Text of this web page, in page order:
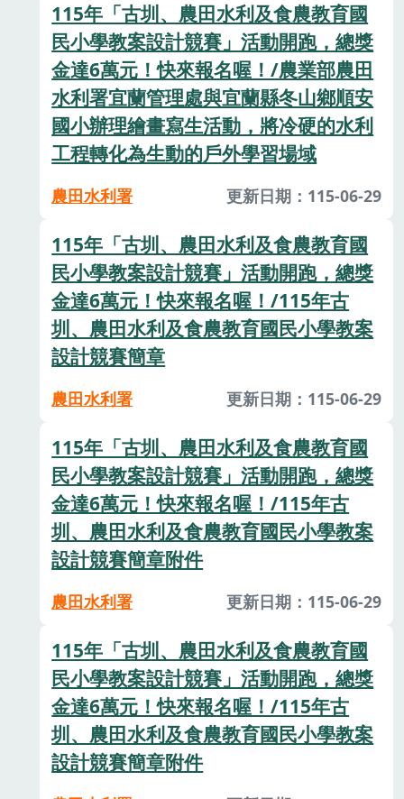
115年「古圳、農田水利及食農教育國
民小學教案設計競賽」活動開跑，總獎
金達6萬元！快來報名喔！/農業部農田
水利署宜蘭管理處與宜蘭縣冬山鄉順安
國小辦理繪畫寫生活動，將冷硬的水利
工程轉化為生動的戶外學習場域
農田水利署 更新日期：115-06-29
115年「古圳、農田水利及食農教育國
民小學教案設計競賽」活動開跑，總獎
金達6萬元！快來報名喔！/115年古
圳、農田水利及食農教育國民小學教案
設計競賽簡章
農田水利署 更新日期：115-06-29
115年「古圳、農田水利及食農教育國
民小學教案設計競賽」活動開跑，總獎
金達6萬元！快來報名喔！/115年古
圳、農田水利及食農教育國民小學教案
設計競賽簡章附件
農田水利署 更新日期：115-06-29
115年「古圳、農田水利及食農教育國
民小學教案設計競賽」活動開跑，總獎
金達6萬元！快來報名喔！/115年古
圳、農田水利及食農教育國民小學教案
設計競賽簡章附件